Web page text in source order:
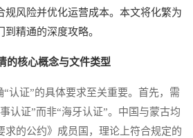
规风险并优化运营成本。本文将化繁为
精通的深度攻略。
的核心概念与文件类型
证”的具体要求至关重要。首先，需
认证”而非“海牙认证”。中国与蒙古均
求的公约》成员国，理论上符合规定的